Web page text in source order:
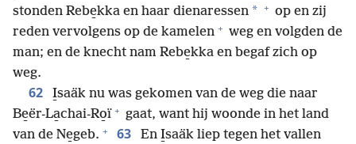
stonden Rebe̱kka en haar dienaressen * + op en zij
reden vervolgens op de kamelen + weg en volgden de
man; en de knecht nam Rebe̱kka en begaf zich op
weg.
62
I̱saäk nu was gekomen van de weg die naar
Be̱ër-La̱chai-Ro̱ï + gaat, want hij woonde in het land
van de Ne̱geb. + 63
En I̱saäk liep tegen het vallen